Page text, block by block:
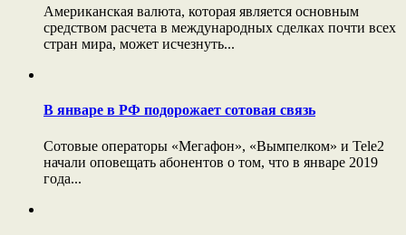
Американская валюта, которая является основным
средством расчета в международных сделках почти всех
стран мира, может исчезнуть...
В январе в РФ подорожает сотовая связь
Сотовые операторы «Мегафон», «Вымпелком» и Tele2
начали оповещать абонентов о том, что в январе 2019
года...